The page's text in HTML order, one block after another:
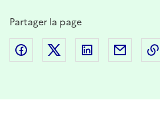
Partager la page
Partager sur Facebook
Partager sur Twitter
Partager sur